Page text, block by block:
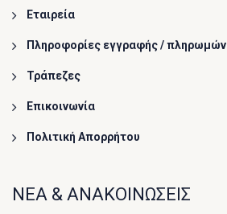
Εταιρεία
Πληροφορίες εγγραφής / πληρωμών
Τράπεζες
Επικοινωνία
Πολιτική Απορρήτου
ΝΕΑ & ΑΝΑΚΟΙΝΩΣΕΙΣ